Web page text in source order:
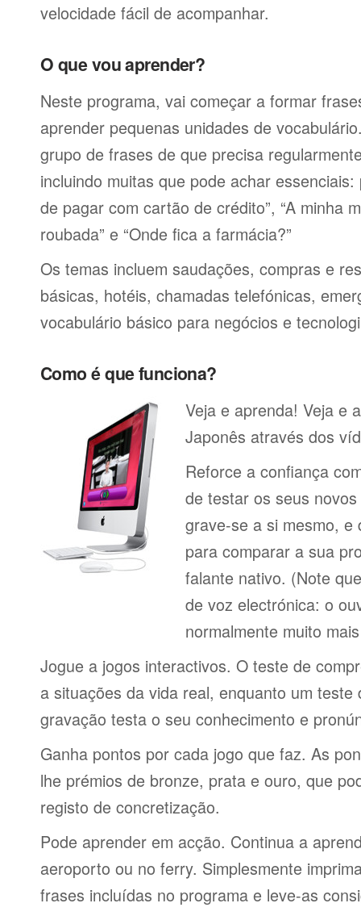
velocidade fácil de acompanhar.
O que vou aprender?
Neste programa, vai começar a formar
aprender pequenas unidades de
grupo de frases de que precisa
incluindo muitas que pode achar essenciais:
de pagar com cartão de crédito”, “A minha
roubada” e “Onde fica a farmácia?”
Os temas incluem saudações, compras e
básicas, hotéis, chamadas telefónicas,
vocabulário básico para negócios e
Como é que funciona?
Veja e aprenda! Veja e
Japonês através dos
Reforce a confiança
de testar os seus
grave-se a si mesmo, e
para comparar a sua
falante nativo. (Note
de voz electrónica: o
normalmente muito
Jogue a jogos interactivos. O teste de
a situações da vida real, enquanto um teste
gravação testa o seu conhecimento e
Ganha pontos por cada jogo que faz. As
lhe prémios de bronze, prata e ouro, que
registo de concretização.
Pode aprender em acção. Continua a
aeroporto ou no ferry. Simplesmente
frases incluídas no programa e leve-as